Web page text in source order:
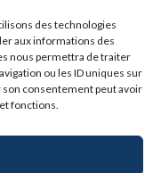
des technologies
aux informations des
nous permettra de traiter
ou les ID uniques sur
son consentement peut avoir
fonctions.